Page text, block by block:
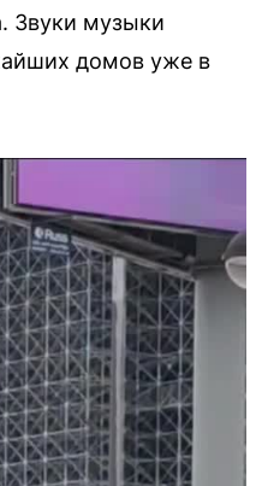
Звуки музыки
домов уже в